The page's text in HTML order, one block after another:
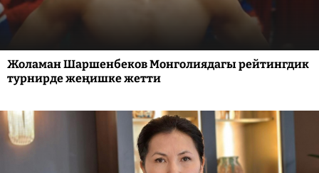
Жоламан Шаршенбеков Монголиядагы рейтингдик
турнирде жеңишке жетти